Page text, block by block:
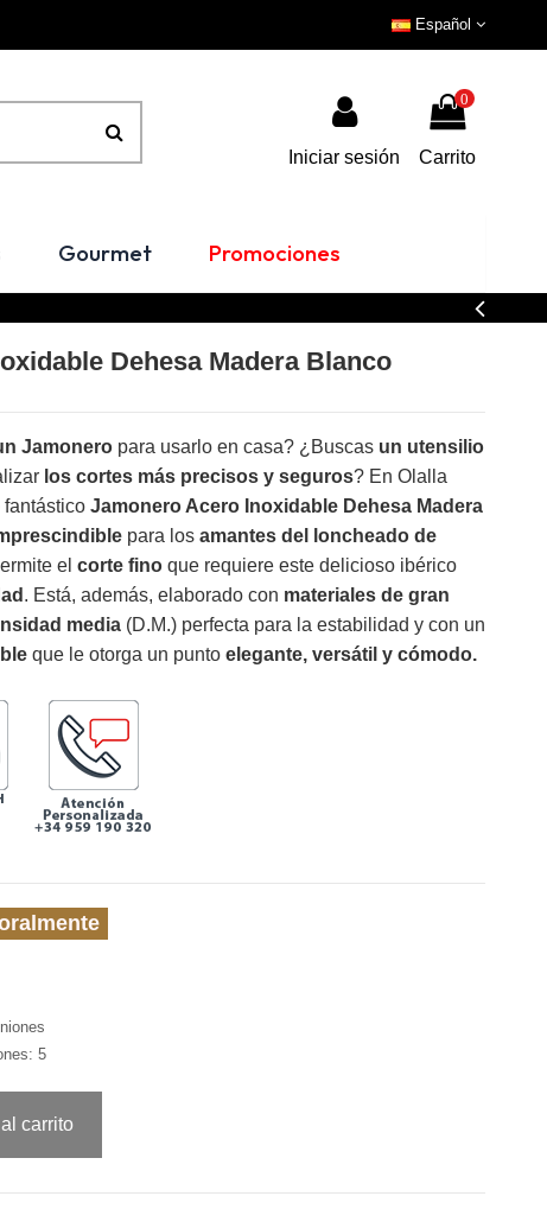
Español
Iniciar sesión
0
Carrito
Gourmet Promociones
Dehesa Madera Blanco
Jamonero para usarlo en casa? ¿Buscas un utensilio
los cortes más precisos y seguros? En Olalla
Jamonero Acero Inoxidable Dehesa Madera
para los amantes del loncheado de
el corte fino que requiere este delicioso ibérico
. Está, además, elaborado con materiales de gran
media (D.M.) perfecta para la estabilidad y con un
que le otorga un punto elegante, versátil y cómodo.
5
carrito